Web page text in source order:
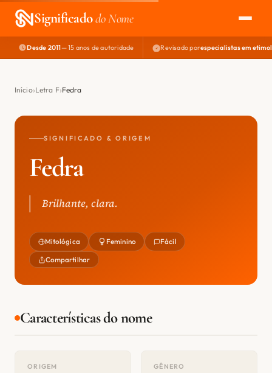
Significadodo Nome
EXPLORAR
NOME PERFEITO
Desde 2011— 15 anos de autoridade Revisado porespecialistas em
Início Letra F Fedra
SIGNIFICADO & ORIGEM
Fedra
Brilhante, clara.
Mitológica Feminino Fácil
Compartilhar
Características do nome
ORIGEM GÊNERO